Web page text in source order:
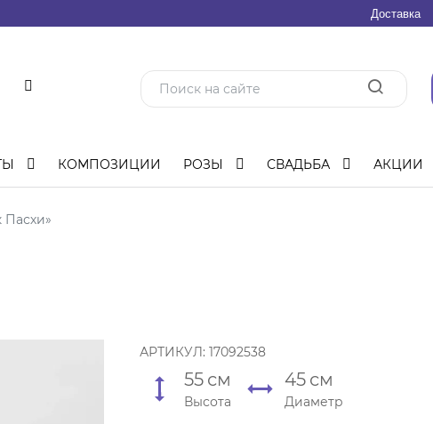
Доставка
КОМПОЗИЦИИ РОЗЫ СВАДЬБА АКЦИИ
Пасхи»
АРТИКУЛ: 17092538
55 см
Высота
45 см
Диаметр